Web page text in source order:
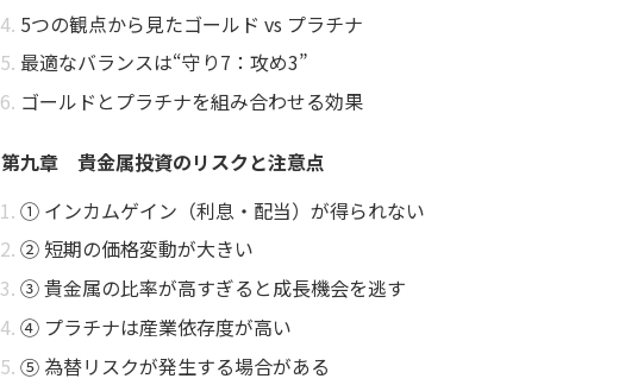
5つの観点から見たゴールド vs プラチナ
最適なバランスは“守り7：攻め3”
ゴールドとプラチナを組み合わせる効果
第九章 貴金属投資のリスクと注意点
① インカムゲイン（利息・配当）が得られない
② 短期の価格変動が大きい
③ 貴金属の比率が高すぎると成長機会を逃す
④ プラチナは産業依存度が高い
⑤ 為替リスクが発生する場合がある